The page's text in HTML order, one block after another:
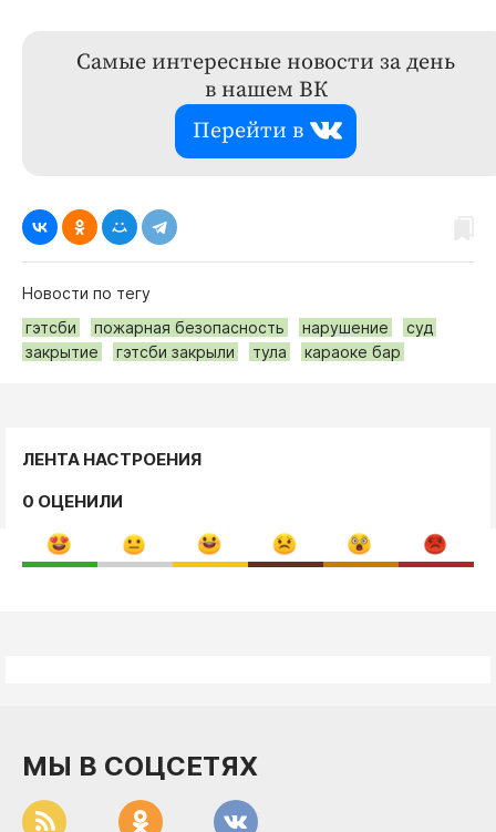
Самые интересные новости за день
в нашем ВК
Перейти в
Новости по тегу
гэтсби
пожарная безопасность нарушение
суд
закрытие
гэтсби закрыли тула караоке бар
ЛЕНТА НАСТРОЕНИЯ
0 ОЦЕНИЛИ
МЫ В СОЦСЕТЯХ